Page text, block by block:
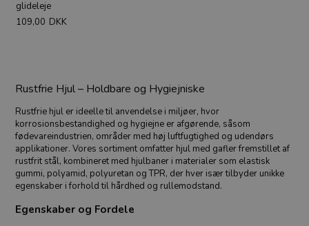
glideleje
109,00 DKK
Rustfrie Hjul – Holdbare og Hygiejniske
Rustfrie hjul er ideelle til anvendelse i miljøer, hvor
korrosionsbestandighed og hygiejne er afgørende, såsom
fødevareindustrien, områder med høj luftfugtighed og udendørs
applikationer. Vores sortiment omfatter hjul med gafler fremstillet af
rustfrit stål, kombineret med hjulbaner i materialer som elastisk
gummi, polyamid, polyuretan og TPR, der hver især tilbyder unikke
egenskaber i forhold til hårdhed og rullemodstand.
Egenskaber og Fordele